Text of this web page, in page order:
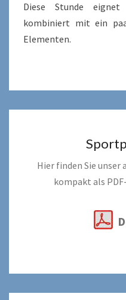
Diese Stunde
kombiniert mit ein
Elementen.
Hier finden Sie
kompakt als